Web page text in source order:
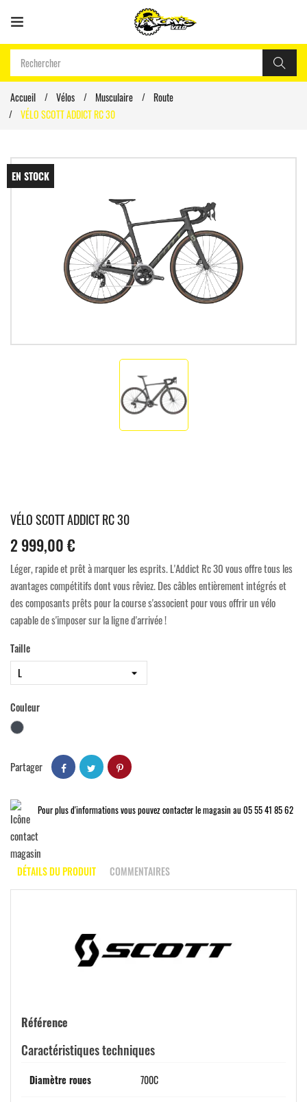
Accueil Vélos Musculaire
Route
VÉLO SCOTT ADDICT RC 30
EN STOCK
VÉLO SCOTT ADDICT RC 30
2 999,00 €
Léger, rapide et prêt à marquer les esprits. L'Addict Rc 30 vous offre tous les
avantages compétitifs dont vous rêviez. Des câbles entièrement intégrés et
des composants prêts pour la course s'associent pour vous offrir un vélo
capable de s'imposer sur la ligne d'arrivée !
Taille
Couleur
Noir
Partager
Pour plus d'informations vous pouvez contacter le magasin au 05 55 41 85 62
DÉTAILS DU PRODUIT COMMENTAIRES
Référence
Caractéristiques techniques
Diamètre roues 700C